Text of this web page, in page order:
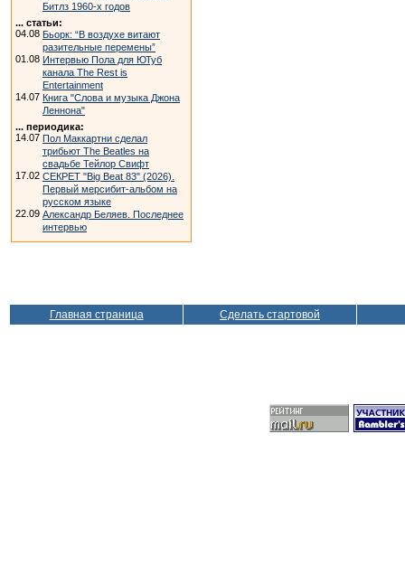
Битлз 1960-х годов
... статьи:
04.08 Бьорк: “В воздухе витают
разительные перемены”
01.08 Интервью Пола для ЮТуб
канала The Rest is
Entertainment
14.07 Книга "Слова и музыка Джона
Леннона"
... периодика:
14.07 Пол Маккартни сделал
трибьют The Beatles на
свадьбе Тейлор Свифт
17.02 СЕКРЕТ "Big Beat 83" (2026).
Первый мерсибит-альбом на
русском языке
22.09 Александр Беляев. Последнее
интервью
Главная страница Сделать стартовой